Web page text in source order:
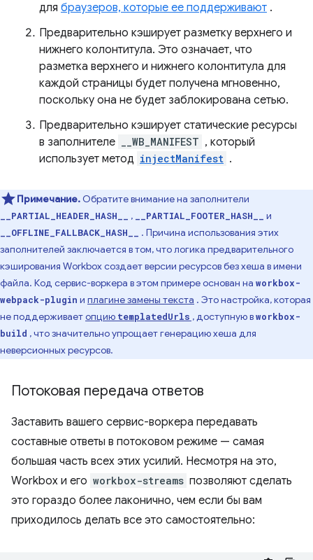
для браузеров, которые ее поддерживают .
Предварительно кэширует разметку верхнего и
нижнего колонтитула. Это означает, что
разметка верхнего и нижнего колонтитула для
каждой страницы будет получена мгновенно,
поскольку она не будет заблокирована сетью.
Предварительно кэширует статические ресурсы
в заполнителе
__WB_MANIFEST , который
использует метод injectManifest .
Примечание. Обратите внимание на заполнители
__PARTIAL_HEADER_HASH__ , __PARTIAL_FOOTER_HASH__ и
__OFFLINE_FALLBACK_HASH__
. Причина использования этих
заполнителей заключается в том, что логика предварительного
кэширования Workbox создает версии ресурсов без хеша в имени
файла. Код сервис-воркера в этом примере основан на workbox-
webpack-plugin и плагине замены текста . Это настройка, которая
не поддерживаетопцию templatedUrls ,доступную вworkbox-
build , что значительно упрощает генерацию хеша для
неверсионных ресурсов.
Потоковая передача ответов
Заставить вашего сервис-воркера передавать
составные ответы в потоковом режиме — самая
большая часть всех этих усилий. Несмотря на это,
Workbox и его workbox-streams позволяют сделать
это гораздо более лаконично, чем если бы вам
приходилось делать все это самостоятельно: